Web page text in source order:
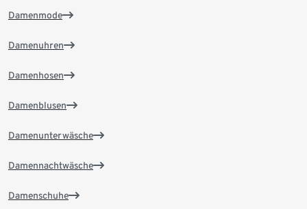
Damenmode
Damenuhren
Damenhosen
Damenblusen
Damenunterwäsche
Damennachtwäsche
Damenschuhe